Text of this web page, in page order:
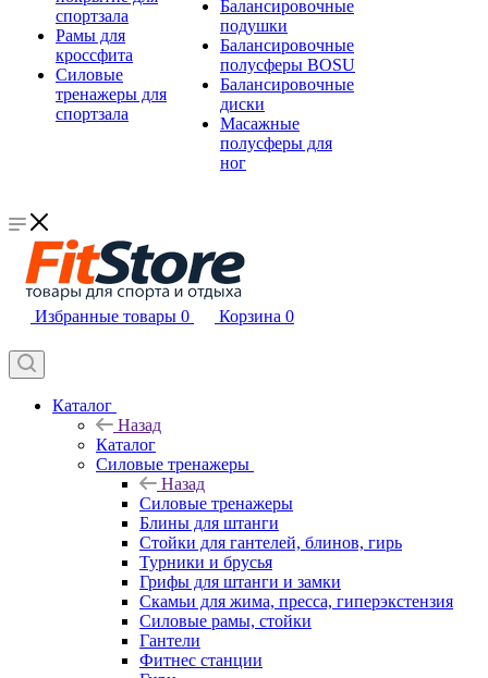
спортзала
Рамы для
кроссфита
Силовые
тренажеры для
спортзала
Балансировочные
подушки
Балансировочные
полусферы BOSU
Балансировочные
диски
Масажные
полусферы для
ног
Избранные товары 0 Корзина 0
Каталог
Назад
Каталог
Силовые тренажеры
Назад
Силовые тренажеры
Блины для штанги
Стойки для гантелей, блинов, гирь
Турники и брусья
Грифы для штанги и замки
Скамьи для жима, пресса, гиперэкстензия
Силовые рамы, стойки
Гантели
Фитнес станции